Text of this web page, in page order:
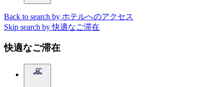
Back to search by ホテルへのアクセス
Skip search by 快適なご滞在
快適なご滞在